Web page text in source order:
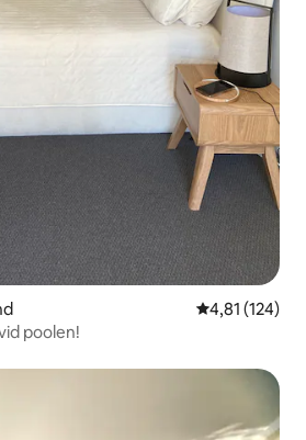
4,81 av 5 i
4,81 (124)
poolen!